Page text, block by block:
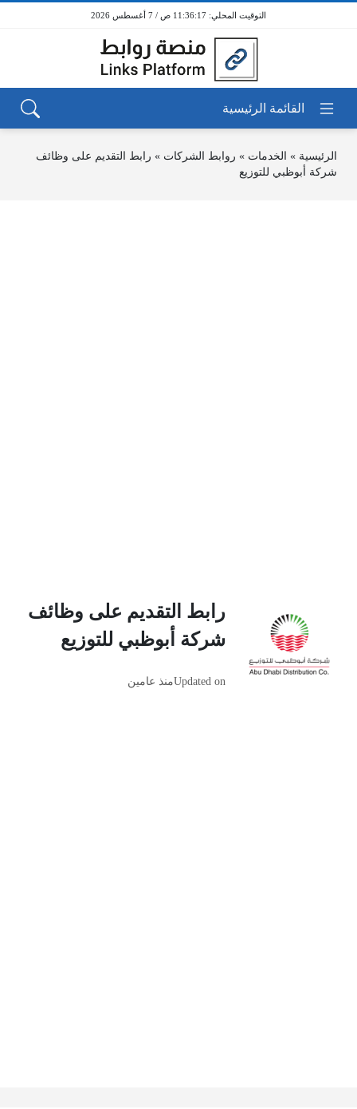
11:36:17 ص / 7 أغسطس 2026
الرئيسية » الخدمات » روابط الشركات » رابط التقديم على وظائف
شركة أبوظبي للتوزيع
رابط التقديم على وظائف
شركة أبوظبي للتوزيع
Updated onمنذ عامين